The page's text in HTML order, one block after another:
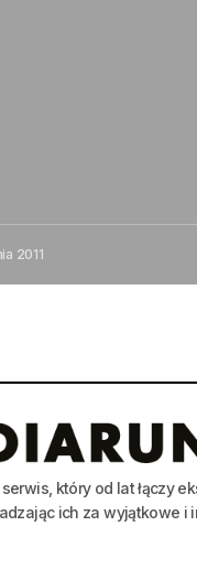
2011
który od lat łączy
ich za wyjątkowe i